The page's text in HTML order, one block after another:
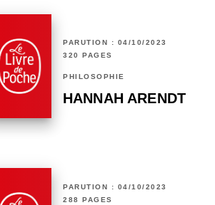
PARUTION : 04/10/2023
320 PAGES
PHILOSOPHIE
HANNAH ARENDT
PARUTION : 04/10/2023
288 PAGES